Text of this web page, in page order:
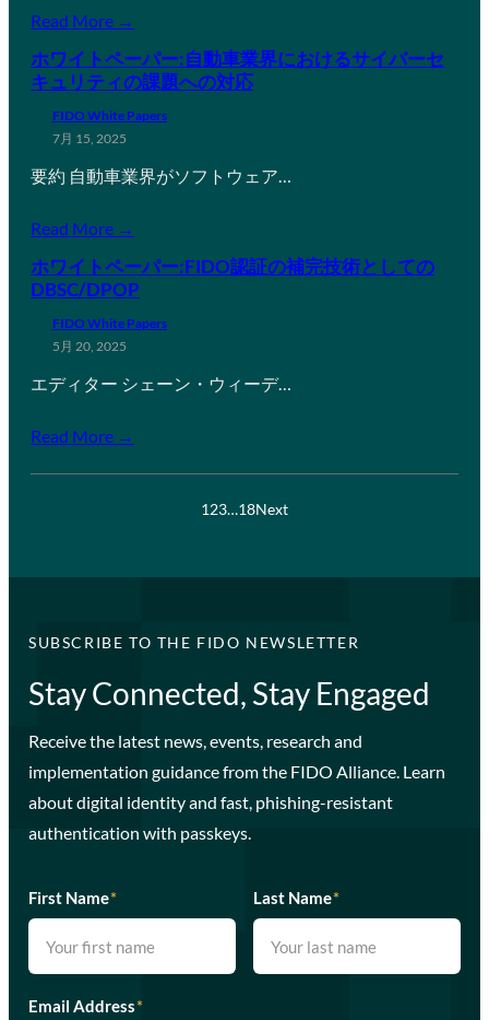
Read More →
ホワイトペーパー:自動車業界におけるサイバーセ
キュリティの課題への対応
FIDO White Papers
7月 15, 2025
要約 自動車業界がソフトウェア…
Read More →
ホワイトペーパー:FIDO認証の補完技術としての
DBSC/DPOP
FIDO White Papers
5月 20, 2025
エディター シェーン・ウィーデ…
Read More →
123…18Next
SUBSCRIBE TO THE FIDO NEWSLETTER
Stay Connected, Stay Engaged
Receive the latest news, events, research and
implementation guidance from the FIDO Alliance. Learn
about digital identity and fast, phishing-resistant
authentication with passkeys.
First Name* Last Name*
Email Address*